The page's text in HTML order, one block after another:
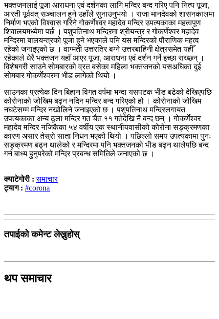
भक्तजनलाई पूजा आराधना एवं दर्शनका लागि मन्दिर बन्द गरिए पनि नित्य पूजा,
आरती पूर्ववत् सञ्चालन हुने उहाँले सुनाउनुभयो । राजा मानदेवको शासनकालमा
निर्माण भएको विश्वास गरिने गोकर्णेश्वर महादेव मन्दिर उपत्यकाका महत्वपूण
शिवालयमध्येमा पर्छ । पशुपतिनाथ मन्दिरमा श्रीयन्त्र र गोकर्णेश्वर महादेव
मन्दिरमा बालयन्त्रको पूजा हुने भएकाले पनि यस मन्दिरको पौराणिक महत्व
रहेको जनाइएको छ । वाग्मती उत्तरतिर बग्ने उत्तरबाहिनी क्षेत्रसमेत यहीँ
रहेकाले धेरै भक्तजन यहाँ आएर पूजा, आराधना एवं दर्शन गर्ने इच्छा राख्छन् ।
विशेषगरी साउने सोमबारको व्रत बसेका महिला भक्तजनको यसअघिका दुई
सोमबार गोकर्णेश्वरमा भीड लागेको थियो ।
साउनका प्रत्येक दिन बिहान विगत वर्षमा भन्दा यसपटक भीड बढेको देखिएपछि
कोरोनाको जोखिम बढ्न नदिन मन्दिर बन्द गरिएको हो । कोरोनाको जोखिम
नघटेसम्म मन्दिर नखोलिने जनाइएको छ । पशुपतिनाथ मन्दिरलगायत
उपत्यकाका अन्य ठूला मन्दिर गत चैत ११ गतेदेखि नै बन्द छन् । गोकर्णेश्वर
महादेव मन्दिर नजिकैका ५४ वर्षीय एक स्थानीयवासीको कोरोना सङ्क्रमणका
कारण असार तेस्रो साता निधन भएको थियो । पछिल्लो समय उपत्यकामा पुनः
सङ्क्रमण बढ्न थालेको र मन्दिरमा पनि भक्तजनको भीड बढ्न थालेपछि बन्द
गर्न बाध्य हुनुपरेको मन्दिर प्रबन्ध समितिले जनाएको छ ।
क्याटेगोरी :समाचार
ट्याग : #corona
तपाईको कमेन्ट लेख्नुहोस्
थप समाचार